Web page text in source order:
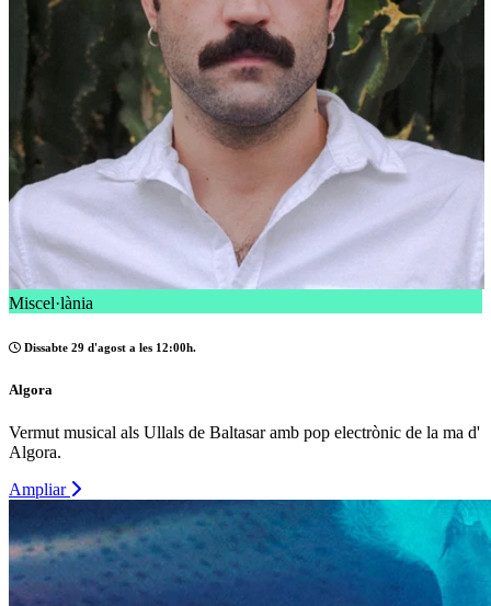
Miscel·lània
Dissabte 29 d'agost a les 12:00h.
Algora
Vermut musical als Ullals de Baltasar amb pop electrònic de la ma d'
Algora.
Ampliar